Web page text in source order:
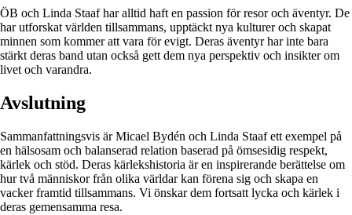
ÖB och Linda Staaf har alltid haft en passion för resor och äventyr. De
har utforskat världen tillsammans, upptäckt nya kulturer och skapat
minnen som kommer att vara för evigt. Deras äventyr har inte bara
stärkt deras band utan också gett dem nya perspektiv och insikter om
livet och varandra.
Avslutning
Sammanfattningsvis är Micael Bydén och Linda Staaf ett exempel på
en hälsosam och balanserad relation baserad på ömsesidig respekt,
kärlek och stöd. Deras kärlekshistoria är en inspirerande berättelse om
hur två människor från olika världar kan förena sig och skapa en
vacker framtid tillsammans. Vi önskar dem fortsatt lycka och kärlek i
deras gemensamma resa.